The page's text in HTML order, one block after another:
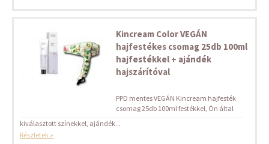
Kincream Color VEGÁN
hajfestékes csomag 25db 100ml
hajfestékkel + ajándék
hajszárítóval
PPD mentes VEGÁN Kincream hajfesték
csomag 25db 100ml festékkel, Ön által
kiválasztott színekkel, ajándék...
Részletek »